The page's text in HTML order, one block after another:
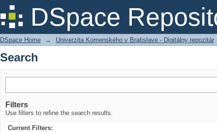
DSpace
Search
DSpace Home → Univerzita Komenského v Bratislave - Digitálny repozitár
Search
Filters
Use filters to refine the search results.
Current Filters: